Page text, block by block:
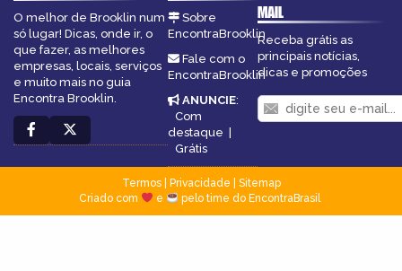
O melhor de Brooklin num
só lugar! Dicas, onde ir, o
que fazer, as melhores
empresas, locais, serviços
e muito mais no guia
Encontra Brooklin.
Sobre
EncontraBrooklin
Fale com o
EncontraBrooklin
ANUNCIE:
Com
destaque |
Grátis
MAIL
Receba grátis as
principais notícias,
dicas e promoções
Termos| Privacidade
Sitemap
Criado com
e pelo time do EncontraBrasil